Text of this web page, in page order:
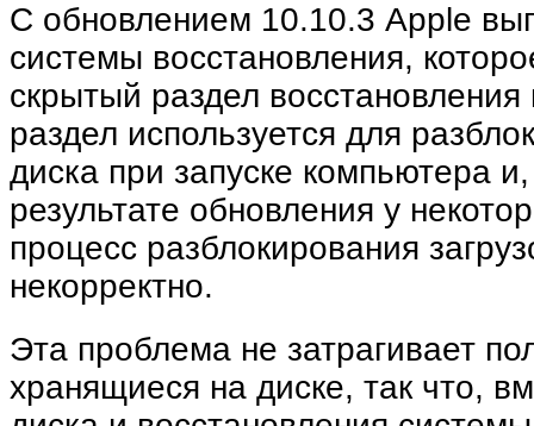
С обновлением 10.10.3 Apple
системы восстановления,
скрытый раздел
раздел используется для
диска при запуске компьютера
результате обновления у
процесс разблокирования
некорректно.
Эта проблема не затрагивает
хранящиеся на диске, так что,